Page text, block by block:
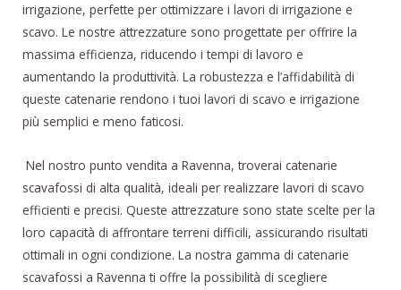
irrigazione, perfette per ottimizzare i lavori di irrigazione e
scavo. Le nostre attrezzature sono progettate per offrire la
massima efficienza, riducendo i tempi di lavoro e
aumentando la produttività. La robustezza e l’affidabilità di
queste catenarie rendono i tuoi lavori di scavo e irrigazione
più semplici e meno faticosi.
Nel nostro punto vendita a Ravenna, troverai catenarie
scavafossi di alta qualità, ideali per realizzare lavori di scavo
efficienti e precisi. Queste attrezzature sono state scelte per la
loro capacità di affrontare terreni difficili, assicurando risultati
ottimali in ogni condizione. La nostra gamma di catenarie
scavafossi a Ravenna ti offre la possibilità di scegliere